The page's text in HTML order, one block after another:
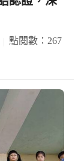
點閱數：267